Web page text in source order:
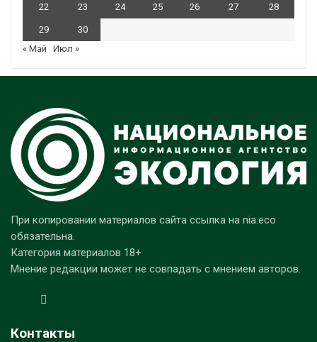
22 23 24 25 26 27 28
29
30
« Май
Июл »
При копировании материалов сайта ссылка на nia.eco
обязательна.
Категория материалов 18+
Мнение редакции может не совпадать с мнением авторов.
Контакты